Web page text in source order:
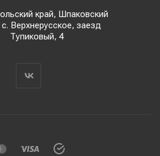
край, Шпаковский
Верхнерусское, заезд
Тупиковый, 4